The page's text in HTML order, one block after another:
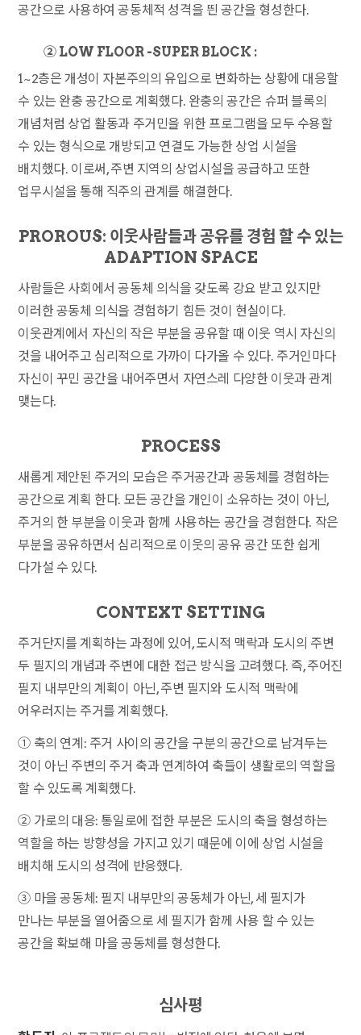
공간으로 사용하여 공동체적 성격을 띈 공간을 형성한다.
② LOW FLOOR -SUPER BLOCK :
1~2층은 개성이 자본주의의 유입으로 변화하는 상황에 대응할
수 있는 완충 공간으로 계획했다. 완충의 공간은 슈퍼 블록의
개념처럼 상업 활동과 주거민을 위한 프로그램을 모두 수용할
수 있는 형식으로 개방되고 연결도 가능한 상업 시설을
배치했다. 이로써, 주변 지역의 상업시설을 공급하고 또한
업무시설을 통해 직주의 관계를 해결한다.
PROROUS: 이웃사람들과 공유를 경험 할 수 있는
ADAPTION SPACE
사람들은 사회에서 공동체 의식을 갖도록 강요 받고 있지만
이러한 공동체 의식을 경험하기 힘든 것이 현실이다.
이웃관계에서 자신의 작은 부분을 공유할 때 이웃 역시 자신의
것을 내어주고 심리적으로 가까이 다가올 수 있다. 주거인마다
자신이 꾸민 공간을 내어주면서 자연스레 다양한 이웃과 관계
맺는다.
PROCESS
새롭게 제안된 주거의 모습은 주거공간과 공동체를 경험하는
공간으로 계획 한다. 모든 공간을 개인이 소유하는 것이 아닌,
주거의 한 부분을 이웃과 함께 사용하는 공간을 경험한다. 작은
부분을 공유하면서 심리적으로 이웃의 공유 공간 또한 쉽게
다가설 수 있다.
CONTEXT SETTING
주거단지를 계획하는 과정에 있어, 도시적 맥락과 도시의 주변
두 필지의 개념과 주변에 대한 접근 방식을 고려했다. 즉, 주어진
필지 내부만의 계획이 아닌, 주변 필지와 도시적 맥락에
어우러지는 주거를 계획했다.
① 축의 연계: 주거 사이의 공간을 구분의 공간으로 남겨두는
것이 아닌 주변의 주거 축과 연계하여 축들이 생활로의 역할을
할 수 있도록 계획했다.
② 가로의 대응: 통일로에 접한 부분은 도시의 축을 형성하는
역할을 하는 방향성을 가지고 있기 때문에 이에 상업 시설을
배치해 도시의 성격에 반응했다.
③ 마을 공동체: 필지 내부만의 공동체가 아닌, 세 필지가
만나는 부분을 열어줌으로 세 필지가 함께 사용 할 수 있는
공간을 확보해 마을 공동체를 형성한다.
심사평